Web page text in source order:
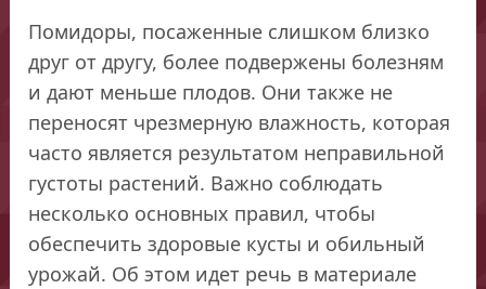
Помидоры, посаженные слишком близко
друг от другу, более подвержены болезням
и дают меньше плодов. Они также не
переносят чрезмерную влажность, которая
часто является результатом неправильной
густоты растений. Важно соблюдать
несколько основных правил, чтобы
обеспечить здоровые кусты и обильный
урожай. Об этом идет речь в материале